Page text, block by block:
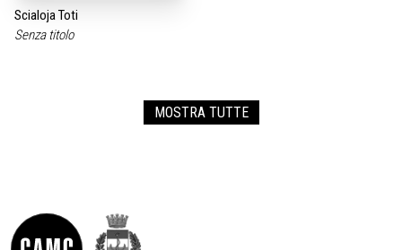
Scialoja Toti
Senza titolo
MOSTRA TUTTE